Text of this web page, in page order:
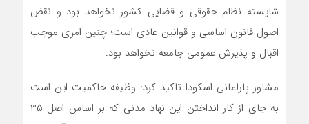
شایسته نظام حقوقی و قضایی کشور نخواهد بود و نقض
اصول قانون اساسی و قوانین عادی است؛ چنین امری موجب
اقبال و پذیرش عمومی جامعه نخواهد بود.
مشاور پارلمانی اسکودا تاکید کرد: وظیفه حاکمیت این است
به جای از کار انداختن این نهاد مدنی که بر اساس اصل ۳۵